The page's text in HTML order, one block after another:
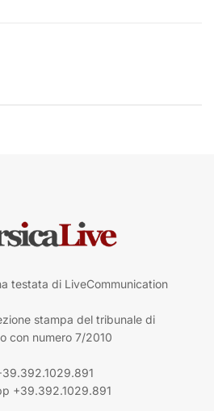
testata di LiveCommunication
stampa del tribunale di
con numero 7/2010
+39.392.1029.891